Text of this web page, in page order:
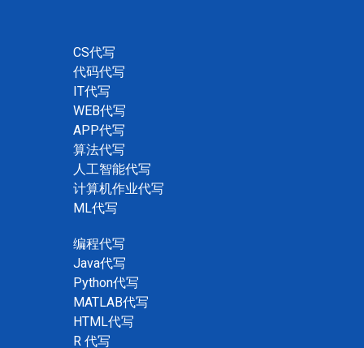
CS代写
代码代写
IT代写
WEB代写
APP代写
算法代写
人工智能代写
计算机作业代写
ML代写
编程代写
Java代写
Python代写
MATLAB代写
HTML代写
R 代写